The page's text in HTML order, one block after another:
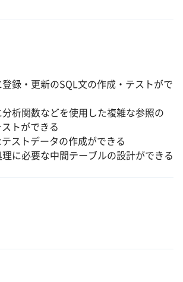
登録・更新のSQL文の作成・テストがで
分析関数などを使用した複雑な参照の
トができる
テストデータの作成ができる
理に必要な中間テーブルの設計ができる